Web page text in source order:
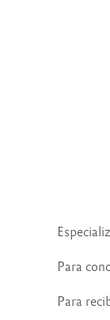
Para
Para